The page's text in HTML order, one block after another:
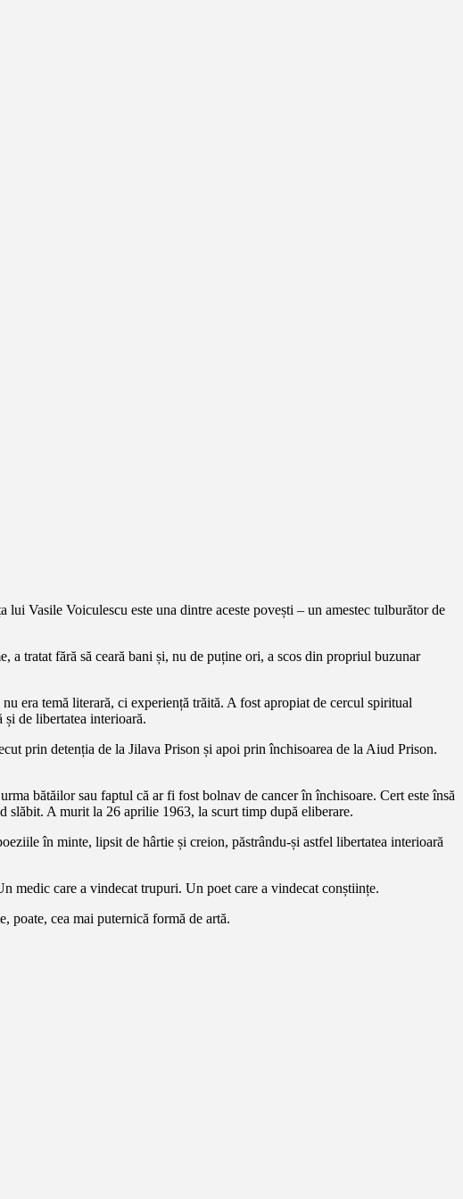
Vasile Voiculescu este una dintre aceste povești – un amestec tulburător de
tratat fără să ceară bani și, nu de puține ori, a scos din propriul buzunar
era temă literară, ci experiență trăită. A fost apropiat de cercul spiritual
de libertatea interioară.
prin detenția de la Jilava Prison și apoi prin închisoarea de la Aiud Prison.
bătăilor sau faptul că ar fi fost bolnav de cancer în închisoare. Cert este însă
slăbit. A murit la 26 aprilie 1963, la scurt timp după eliberare.
în minte, lipsit de hârtie și creion, păstrându-și astfel libertatea interioară
medic care a vindecat trupuri. Un poet care a vindecat conștiințe.
poate, cea mai puternică formă de artă.